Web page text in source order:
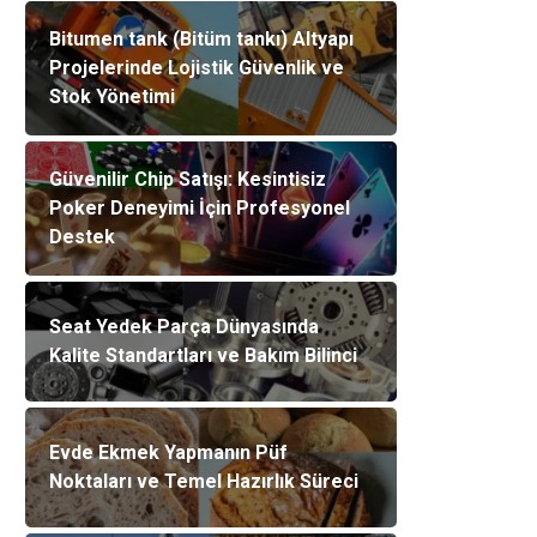
Bitumen tank (Bitüm tankı) Altyapı
Projelerinde Lojistik Güvenlik ve
Stok Yönetimi
Güvenilir Chip Satışı: Kesintisiz
Poker Deneyimi İçin Profesyonel
Destek
Seat Yedek Parça Dünyasında
Kalite Standartları ve Bakım Bilinci
Evde Ekmek Yapmanın Püf
Noktaları ve Temel Hazırlık Süreci